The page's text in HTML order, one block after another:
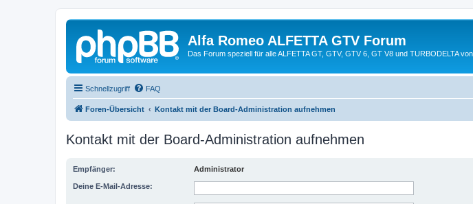
Alfa Romeo ALFETTA GTV Forum
Das Forum speziell für alle ALFETTA GT, GTV, GTV 6, GT V8 und TURBODELTA
Schnellzugriff FAQ
Foren-Übersicht Kontakt mit der Board-Administration aufnehmen
Kontakt mit der Board-Administration aufnehmen
Empfänger: Administrator
Deine E-Mail-Adresse: